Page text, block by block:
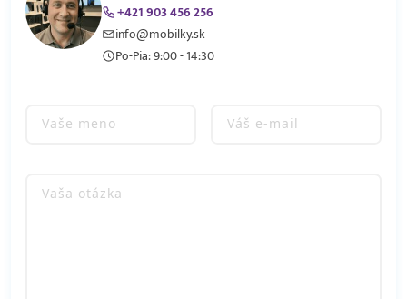
+421 903 456 256
info@mobilky.sk
Po-Pia: 9:00 - 14:30